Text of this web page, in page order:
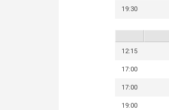
19:30
12:15
17:00
17:00
19:00